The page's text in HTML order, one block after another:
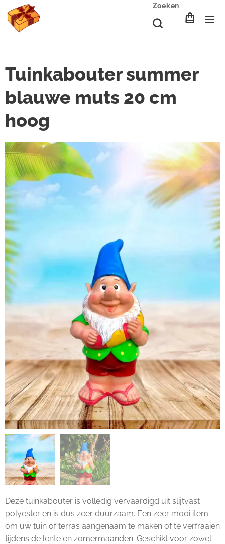
Zoeken
Tuinkabouter summer
blauwe muts 20 cm
hoog
Deze tuinkabouter is volledig vervaardigd uit slijtvast
polyester en is dus zeer duurzaam. Een zeer mooi item
om uw tuin of terras aangenaam te maken of te verfraaien
tijdens de lente en zomermaanden. Geschikt voor zowel